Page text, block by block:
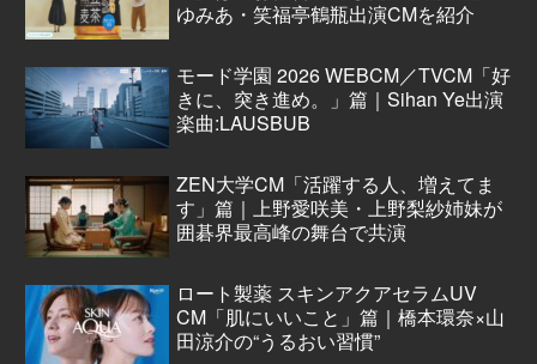
ゆみあ・笑福亭鶴瓶出演CMを紹介
モード学園 2026 WEBCM／TVCM「好
きに、突き進め。」篇｜Sihan Ye出演
楽曲:LAUSBUB
ZEN大学CM「活躍する人、増えてま
す」篇｜上野愛咲美・上野梨紗姉妹が
囲碁界最高峰の舞台で共演
ロート製薬 スキンアクアセラムUV
CM「肌にいいこと」篇｜橋本環奈×山
田涼介の“うるおい習慣”